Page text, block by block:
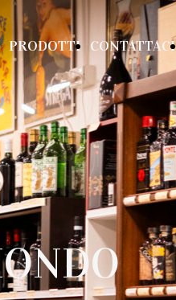
PRODOTTI CONTATTACI